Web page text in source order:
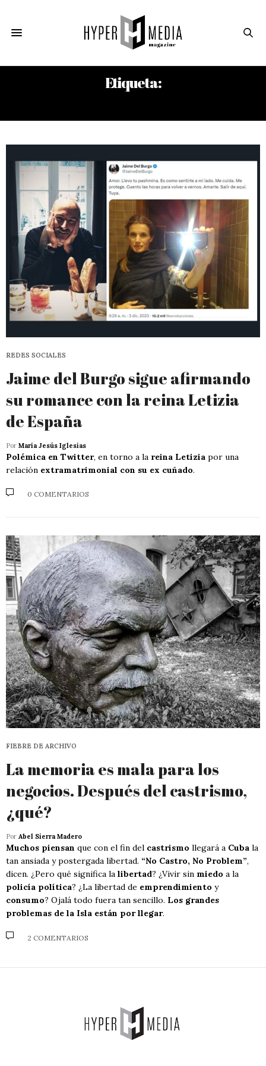
Etiqueta:
REDES SOCIALES
Jaime del Burgo sigue afirmando
su romance con la reina Letizia
de España
Por María Jesús Iglesias
Polémica en Twitter, en torno a la reina Letizia por una
relación extramatrimonial con su ex cuñado.
0 COMENTARIOS
FIEBRE DE ARCHIVO
La memoria es mala para los
negocios. Después del castrismo,
¿qué?
Por Abel Sierra Madero
Muchos piensan que con el fin del castrismo llegará a Cuba la
tan ansiada y postergada libertad. “No Castro, No Problem”,
dicen. ¿Pero qué significa la libertad? ¿Vivir sin miedo a la
policía política? ¿La libertad de emprendimiento y
consumo? Ojalá todo fuera tan sencillo. Los grandes
problemas de la Isla están por llegar.
2 COMENTARIOS